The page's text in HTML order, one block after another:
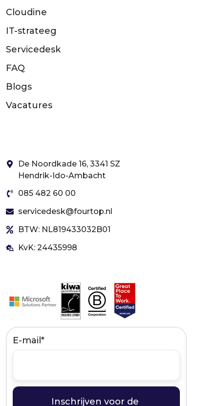
Cloudine
IT-strateeg
Servicedesk
FAQ
Blogs
Vacatures
De Noordkade 16, 3341 SZ
Hendrik-Ido-Ambacht
085 482 60 00
servicedesk@fourtop.nl
BTW: NL819433032B01
KvK: 24435998
E-mail *